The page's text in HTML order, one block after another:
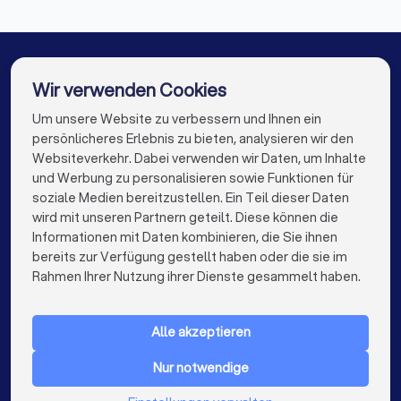
Anfragen?
Krankheit?
Diese Unterlagen sollten Sie mitbringen
Letzte Steuerbescheide
Übersicht über Einkunftsarten (Mieten, Kapitalerträge etc.)
Liste offener steuerlicher Fragen
Bei Arbeitnehmern: Gehaltsabrechnungen,
Lohnsteuerbescheinigung
Achten Sie im Gespräch darauf, ob der Berater Ihre Situation
Steuerberater in Dietzenbach
Steuerberater in Obertshausen
Steuerberater in Berlin
Steuerberater in Hamburg
Steuerberater in München
Steuerberater in Köln
Steuerberater in Frankfurt am Main
Steuerberater in Stuttgart
Steuerberater in Dortmund
Steuerberater in Essen
Steuerberater in Bremen
Die besten Steuerberater für Sie
info@trustlocal.de
FÜR PRIVATPERSONEN
Niederlande
Wir verwenden Cookies
Um unsere Website zu verbessern und Ihnen ein
persönlicheres Erlebnis zu bieten, analysieren wir den
Websiteverkehr. Dabei verwenden wir Daten, um Inhalte
und Werbung zu personalisieren sowie Funktionen für
soziale Medien bereitzustellen. Ein Teil dieser Daten
wird mit unseren Partnern geteilt. Diese können die
Informationen mit Daten kombinieren, die Sie ihnen
bereits zur Verfügung gestellt haben oder die sie im
Rahmen Ihrer Nutzung ihrer Dienste gesammelt haben.
Alle akzeptieren
Nur notwendige